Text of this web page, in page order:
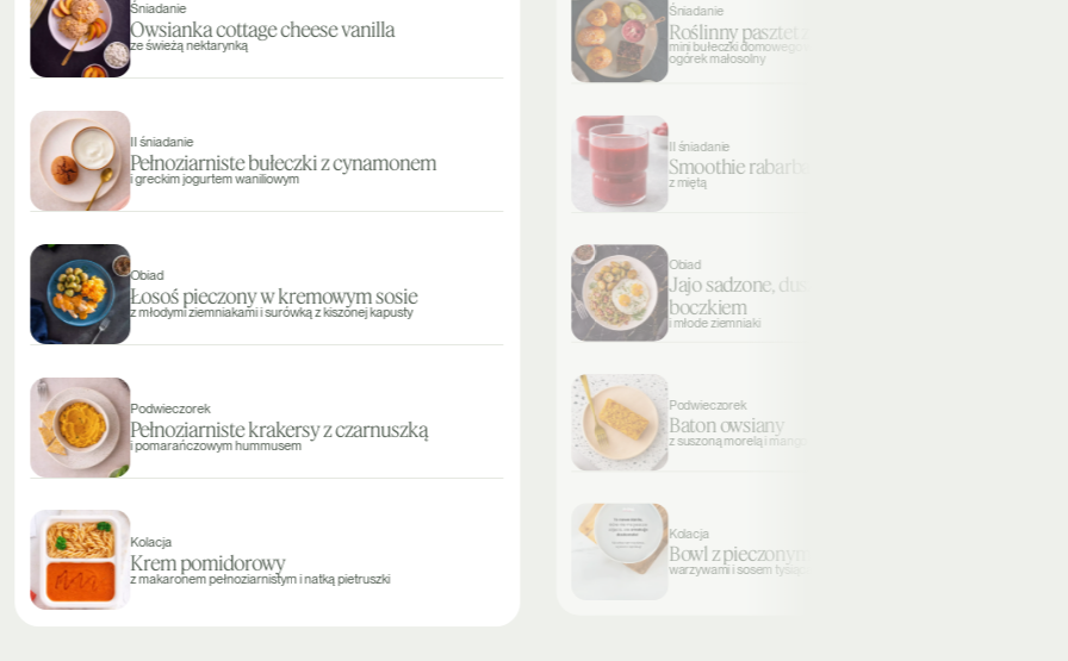
Śniadanie
Owsianka cottage cheese vanilla
ze świeżą nektarynką
II śniadanie
Pełnoziarniste bułeczki z cynamonem
i greckim jogurtem waniliowym
Obiad
Łosoś pieczony w kremowym sosie
z młodymi ziemniakami i surówką z kiszonej kapusty
Podwieczorek
Pełnoziarniste krakersy z czarnuszką
i pomarańczowym hummusem
Kolacja
Krem pomidorowy
z makaronem pełnoziarnistym i natką pietruszki
Śniadanie
Roślinny pasztet z wege mięsem
mini bułeczki domowego wypieku, sos żurawinowo-chrzanowy i
ogórek małosolny
II śniadanie
Smoothie rabarbarowo-jabłkowe
z miętą
Obiad
Jajo sadzone, duszona młoda kapusta z
boczkiem
i młode ziemniaki
Podwieczorek
Baton owsiany
z suszoną morelą i mango
Kolacja
Bowl z pieczonym indykiem
warzywami i sosem tysiąca wysp